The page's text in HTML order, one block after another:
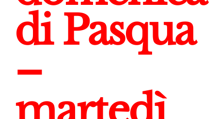
di Pasqua
–